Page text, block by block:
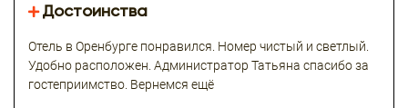
Достоинства
Отель в Оренбурге понравился. Номер чистый и светлый.
Удобно расположен. Администратор Татьяна спасибо за
гостеприимство. Вернемся ещё